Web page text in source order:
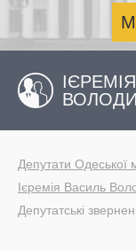
Депутати Одеської
Ієремія Василь
Депутатські